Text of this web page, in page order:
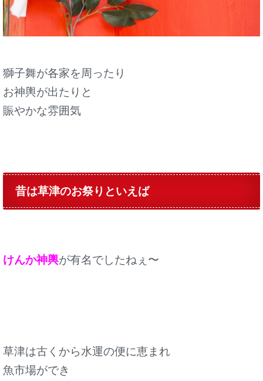
獅子舞が各家を周ったり
お神輿が出たりと
賑やかな雰囲気
昔は草津のお祭りといえば
けんか神輿が有名でしたねぇ〜
草津は古くから水運の便に恵まれ
魚市場ができ